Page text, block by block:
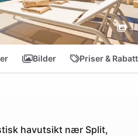
Bilder Priser &
havutsikt nær Split,